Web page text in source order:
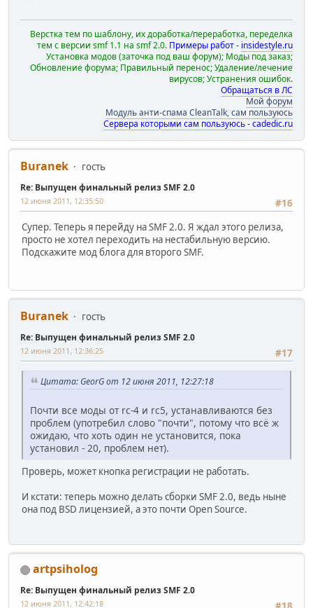
Верстка тем по шаблону, их доработка/переработка, переделка
тем с версии smf 1.1 на smf 2.0. Примеры работ - insidestyle.ru
Установка модов (заточка под ваш форум); Моды под заказ;
Обновление форума; Правильный перенос; Удаление/лечение
вирусов; Устранения ошибок.
Обращаться в ЛС
Мой форум
Модуль анти-спама CleanTalk, сам пользуюсь
Сервера которыми сам пользуюсь - cadedic.ru
Buranek гость
Re: Выпущен финальный релиз SMF 2.0
#16
12 июня 2011, 12:35:50
Супер. Теперь я перейду на SMF 2.0. Я ждал этого релиза,
просто не хотел переходить на нестабильную версию.
Подскажите мод блога для второго SMF.
Buranek гость
Re: Выпущен финальный релиз SMF 2.0
#17
12 июня 2011, 12:36:25
Цитата: GeorG от 12 июня 2011, 12:27:18
Почти все моды от rc-4 и rc5, устанавливаются без
проблем (употребил слово "почти", потому что всё ж
ожидаю, что хоть один не установится, пока
установил - 20, проблем нет).
Проверь, может кнопка регистрации не работать.
И кстати: теперь можно делать сборки SMF 2.0, ведь ныне
она под BSD лицензией, а это почти Open Source.
artpsiholog
Re: Выпущен финальный релиз SMF 2.0
12 июня 2011, 12:42:18